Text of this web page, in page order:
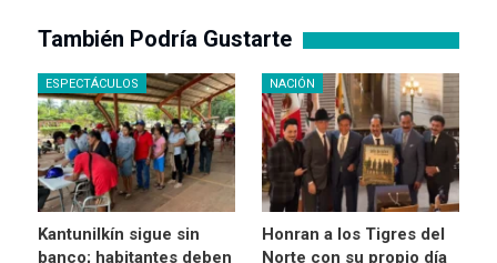
También Podría Gustarte
ESPECTÁCULOS
Kantunilkín sigue sin
banco; habitantes deben
NACIÓN
Honran a los Tigres del
Norte con su propio día